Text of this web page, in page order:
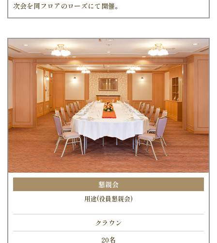
懇親会
用途(役員懇親会)
クラウン
20名
次会を同フロアのローズにて開催。